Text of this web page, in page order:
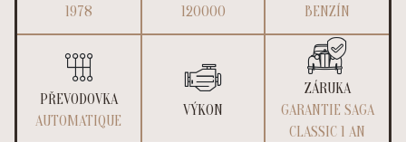
1978
120000
BENZÍN
PŘEVODOVKA
AUTOMATIQUE
VÝKON
ZÁRUKA
GARANTIE SAGA
CLASSIC 1 AN